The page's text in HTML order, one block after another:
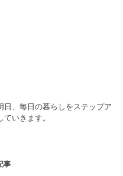
日、毎日の暮らしをステップア
いきます。
事